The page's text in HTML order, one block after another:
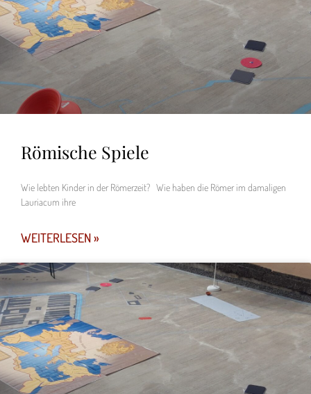
Römische Spiele
Wie lebten Kinder in der Römerzeit? Wie haben die Römer im damaligen
Lauriacum ihre
WEITERLESEN »